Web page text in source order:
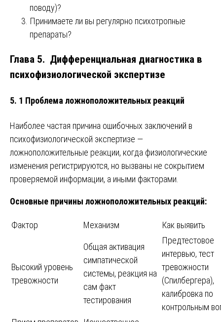
поводу)?
Принимаете ли вы регулярно психотропные
препараты?
Глава 5. Дифференциальная диагностика в
психофизиологической экспертизе
5. 1 Проблема ложноположительных реакций
Наиболее частая причина ошибочных заключений в
психофизиологической экспертизе —
ложноположительные реакции, когда физиологические
изменения регистрируются, но вызваны не сокрытием
проверяемой информации, а иными факторами.
Основные причины ложноположительных реакций:
Фактор Механизм Как выявить
Высокий уровень
тревожности
Общая активация
симпатической
системы, реакция на
сам факт
тестирования
Предтестовое
интервью, тест
тревожности
(Спилбергера),
калибровка по
контрольным